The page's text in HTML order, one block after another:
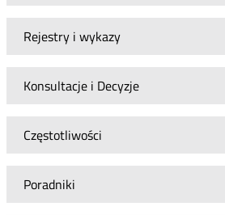
Rejestry i wykazy
Konsultacje i Decyzje
Częstotliwości
Poradniki